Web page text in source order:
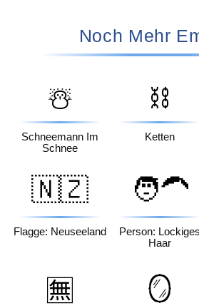
Noch Mehr
☃️
Schneemann Im
Schnee
⛓️
Ketten
🇳🇿
Flagge: Neuseeland
🧑‍🦱
Person: Lockiges
Haar
🈚 🪞